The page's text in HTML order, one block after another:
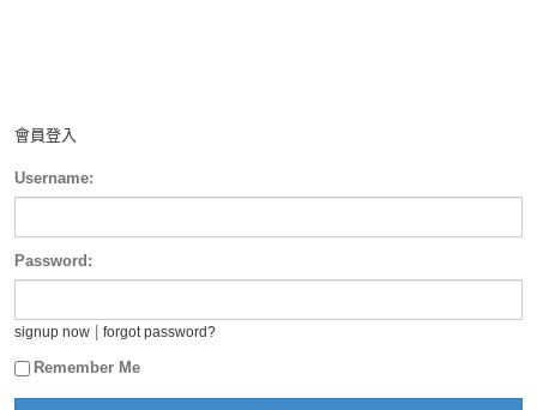
會員登入
Username:
Password:
signup now forgot password?
Remember Me